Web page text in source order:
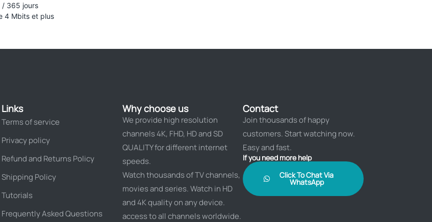
/ 365 jours
4 Mbits et plus
Links
Terms of service
Privacy policy
Refund and Returns Policy
Shipping Policy
Tutorials
Frequently Asked Questions
Why choose us
We provide high resolution
channels 4K, FHD, HD and SD
QUALITY for different internet
speeds.
Watch thousands of TV channels,
movies and series. Watch in HD
and 4K quality on any device.
access to all channels worldwide.
Contact
Join thousands of happy
customers. Start watching now.
Easy and fast.
If you need more help
Click To Chat Via
WhatsApp